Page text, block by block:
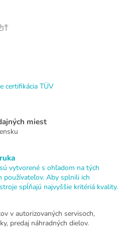
certifikácia TÜV
miest
vytvorené s ohľadom na tých
používateľov. Aby splnili ich
spĺňajú najvyššie kritériá kvality.
v autorizovaných servisoch,
predaj náhradných dielov.